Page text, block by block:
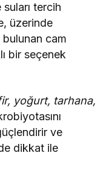
suları tercih
üzerinde
cam
bir seçenek
yoğurt, tarhana,
ve
dikkat ile